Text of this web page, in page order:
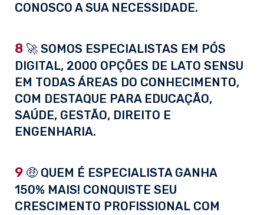
CONOSCO A SUA NECESSIDADE.
8 🚀 SOMOS ESPECIALISTAS EM PÓS
DIGITAL, 2000 OPÇÕES DE LATO SENSU
EM TODAS ÁREAS DO CONHECIMENTO,
COM DESTAQUE PARA EDUCAÇÃO,
SAÚDE, GESTÃO, DIREITO E
ENGENHARIA.
9 🤑 QUEM É ESPECIALISTA GANHA
150% MAIS! CONQUISTE SEU
CRESCIMENTO PROFISSIONAL COM